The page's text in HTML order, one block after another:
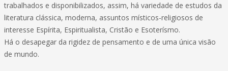
trabalhados e disponibilizados, assim, há variedade de estudos da
literatura clássica, moderna, assuntos místicos-religiosos de
interesse Espírita, Espiritualista, Cristão e Esoterísmo.
Há o desapegar da rigidez de pensamento e de uma única visão
de mundo.